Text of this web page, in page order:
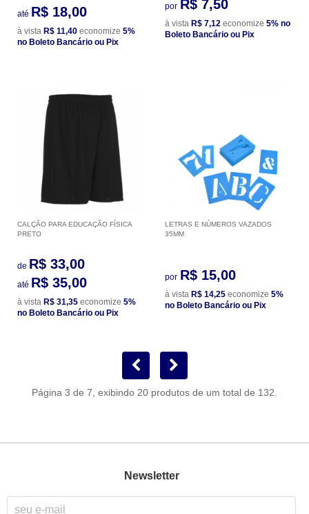
até R$ 18,00
à vista R$ 11,40 economize 5%
no Boleto Bancário ou Pix
por R$ 7,50
à vista R$ 7,12 economize 5% no
Boleto Bancário ou Pix
CALÇÃO PARA EDUCAÇÃO FÍSICA
PRETO
de R$ 33,00
até R$ 35,00
à vista R$ 31,35 economize 5%
no Boleto Bancário ou Pix
LETRAS E NÚMEROS VAZADOS
35MM
por R$ 15,00
à vista R$ 14,25 economize 5%
no Boleto Bancário ou Pix
Página 3 de 7, exibindo 20 produtos de um total de 132.
Newsletter